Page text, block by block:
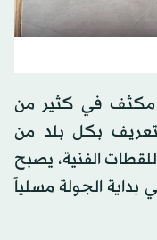
مكثف في كثير من
بكل بلد من
الفنية، يصبح
بداية الجولة مسلياً